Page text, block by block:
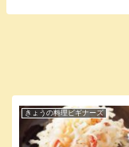
きょうの料理ビギナーズ